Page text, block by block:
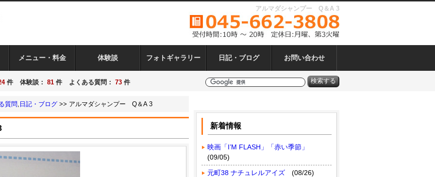
アルマダシャンプー Q＆A 3
メニュー・料金 体験談 フォトギャラリー 日記・ブログ お問い合わせ
件 体験談 ： 81 件 よくある質問 ： 73 件
質問 日記・ブログ >> アルマダシャンプー Q＆A 3
新着情報
映画「I’M FLASH」「赤い季節」
(09/05)
元町38 ナチュレルアイズ (08/26)